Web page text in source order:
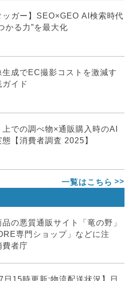
ッガー】SEO×GEO AI検索時代
かる力”を最大化
生成でEC撮影コストを激減す
ガイド
上での調べ物×通販購入時のAI
態【消費者調査 2025】
一覧はこちら
品の悪質通販サイト「竜の野」
専門ショップ」などに注
者庁
7日15時更新:物流配送状況】日